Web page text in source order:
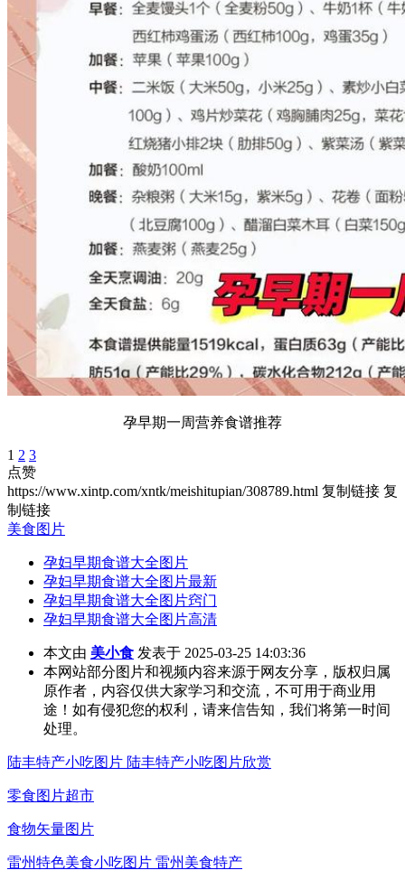
孕早期一周营养食谱推荐
1 2 3
点赞
https://www.xintp.com/xntk/meishitupian/308789.html 复制链接 复
制链接
美食图片
孕妇早期食谱大全图片
孕妇早期食谱大全图片最新
孕妇早期食谱大全图片窍门
孕妇早期食谱大全图片高清
本文由 美小食 发表于 2025-03-25 14:03:36
本网站部分图片和视频内容来源于网友分享，版权归属
原作者，内容仅供大家学习和交流，不可用于商业用
途！如有侵犯您的权利，请来信告知，我们将第一时间
处理。
陆丰特产小吃图片 陆丰特产小吃图片欣赏
零食图片超市
食物矢量图片
雷州特色美食小吃图片 雷州美食特产